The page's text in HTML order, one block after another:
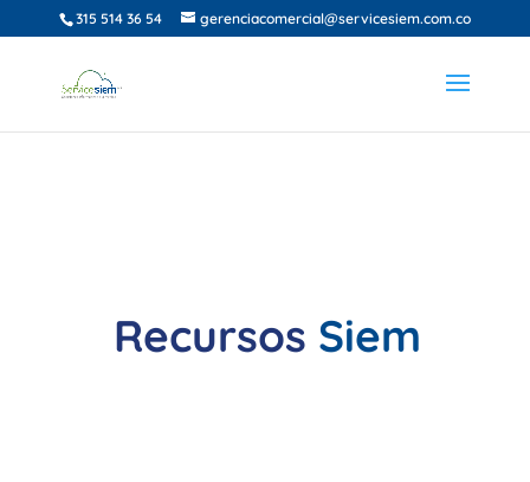
315 514 36 54 gerenciacomercial@servicesiem.com.co
Recursos Siem